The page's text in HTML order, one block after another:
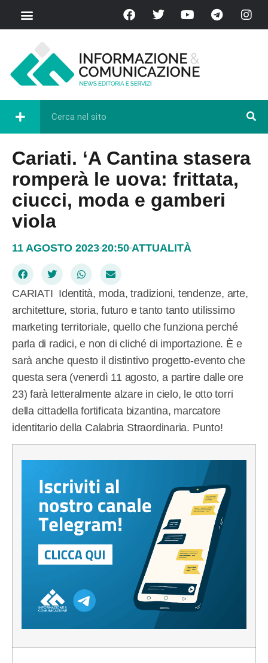
Cariati. ‘A Cantina stasera
romperà le uova: frittata,
ciucci, moda e gamberi
viola
11 AGOSTO 2023 20:50 ATTUALITÀ
CARIATI Identità, moda, tradizioni, tendenze, arte,
architetture, storia, futuro e tanto tanto utilissimo
marketing territoriale, quello che funziona perché
parla di radici, e non di cliché di importazione. È e
sarà anche questo il distintivo progetto-evento che
questa sera (venerdì 11 agosto, a partire dalle ore
23) farà letteralmente alzare in cielo, le otto torri
della cittadella fortificata bizantina, marcatore
identitario della Calabria Straordinaria. Punto!